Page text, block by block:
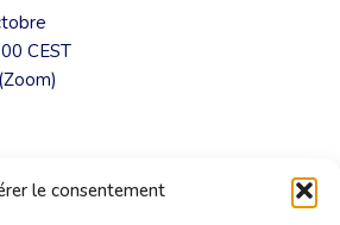
le consentement
CEST